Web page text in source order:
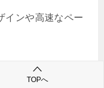
インや高速なペー
最適化TOPへ